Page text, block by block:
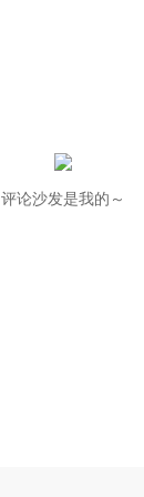
评论沙发是我的～